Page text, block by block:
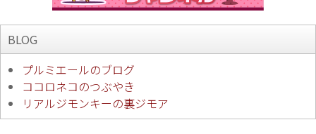
BLOG
プルミエールのブログ
ココロネコのつぶやき
リアルジモンキーの裏ジモア